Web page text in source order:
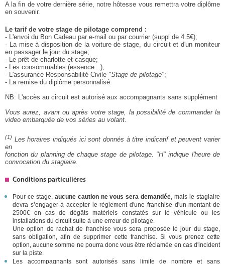
A la fin de votre dernière série, notre hôtesse vous remettra votre diplôme
en souvenir.
Le tarif de votre stage de pilotage comprend :
- L'envoi du Bon Cadeau par e-mail ou par courrier (suppl de 4.5€);
- La mise à disposition de la voiture de stage, du circuit et d'un moniteur
en passager le jour du stage;
- Le prêt de charlotte et casque;
- Les consommables (essence...);
- L'assurance Responsabilité Civile "Stage de pilotage";
- La remise du diplôme personnalisé.
NB: L'accès au circuit est autorisé aux accompagnants sans supplément
Vous aurez, avant ou après votre stage, la possibilité de commander la
video embarquée de vos séries au volant.
(1) Les horaires indiqués ici sont donnés à titre indicatif et peuvent varier
en
fonction du planning de chaque stage de pilotage. "H" indique l'heure de
convocation du stagiaire.
Conditions particulières
Pour ce stage, aucune caution ne vous sera demandée , mais le stagiaire
devra s’engager à accepter le règlement d'une franchise d'un montant de
2500€ en cas de dégâts matériels constatés sur le véhicule ou les
installations du circuit suite à une erreur de pilotage.
Une option de rachat de franchise vous sera proposée le jour du stage,
sans obligation, afin de supprimer cette franchise. Si vous prenez cette
option, aucune somme ne pourra donc vous être réclamée en cas d'incident
sur la piste.
Les accompagnants sont autorisés sans limite de nombre et sans